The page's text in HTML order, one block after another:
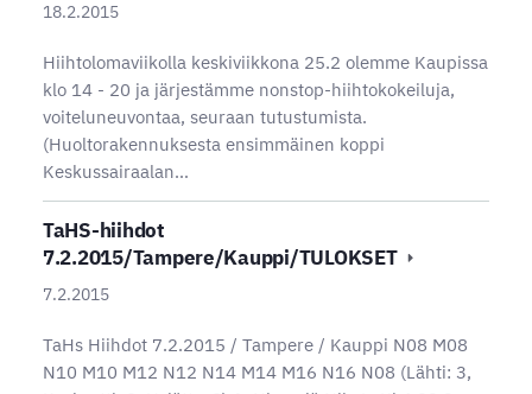
18.2.2015
Hiihtolomaviikolla keskiviikkona 25.2 olemme Kaupissa
klo 14 - 20 ja järjestämme nonstop-hiihtokokeiluja,
voiteluneuvontaa, seuraan tutustumista.
(Huoltorakennuksesta ensimmäinen koppi
Keskussairaalan…
TaHS-hiihdot
7.2.2015/Tampere/Kauppi/TULOKSET
7.2.2015
TaHs Hiihdot 7.2.2015 / Tampere / Kauppi N08 M08
N10 M10 M12 N12 N14 M14 M16 N16 N08 (Lähti: 3,